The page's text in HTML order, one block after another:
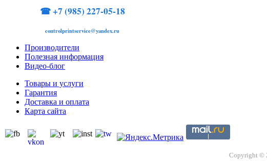
☎+7 (985) 227-05-18
controlprintservice@yandex.ru
Производители
Полезная информация
Видео-блог
Товары и услуги
Гарантия
Доставка и оплата
Карта сайта
Copyright ©